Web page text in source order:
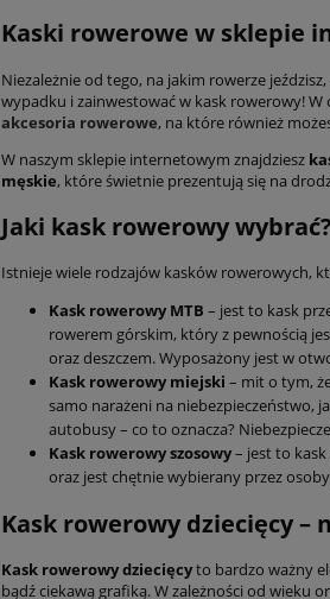
Kaski rowerowe w sklepie
Niezależnie od tego, na jakim rowerze
wypadku i zainwestować w kask rowerowy!
akcesoria rowerowe, na które również
W naszym sklepie internetowym znajdziesz
męskie, które świetnie prezentują się na
Jaki kask rowerowy wybrać?
Istnieje wiele rodzajów kasków rowerowych,
Kask rowerowy MTB – jest to kask
rowerem górskim, który z pewnością
oraz deszczem. Wyposażony jest w
Kask rowerowy miejski – mit o tym,
samo narażeni na niebezpieczeństwo,
autobusy – co to oznacza?
Kask rowerowy szosowy– jest to
oraz jest chętnie wybierany przez
Kask rowerowy dziecięcy –
Kask rowerowy dziecięcyto bardzo ważny
bądź ciekawą grafiką. W zależności od wieku